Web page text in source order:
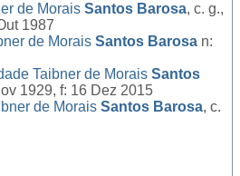
de Morais Santos Barosa, c. g.,
1987
de Morais Santos Barosa n:
Taibner de Morais Santos
1929, f: 16 Dez 2015
de Morais Santos Barosa, c.